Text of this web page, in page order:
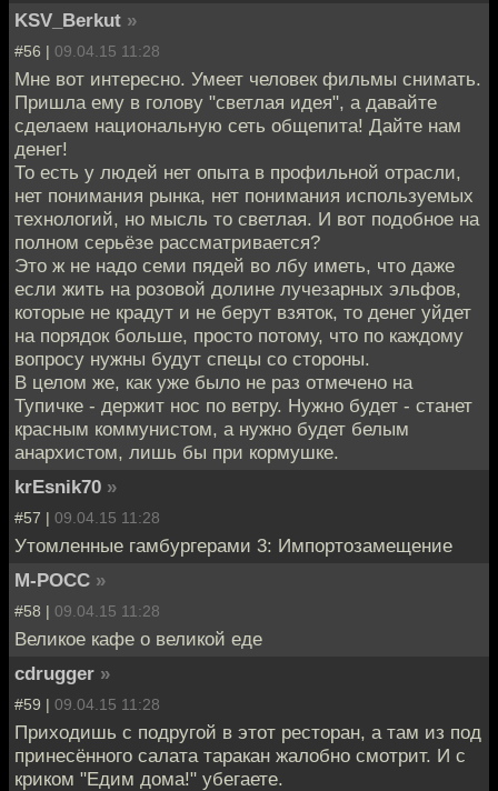
KSV_Berkut »
#56 | 09.04.15 11:28
Мне вот интересно. Умеет человек фильмы снимать.
Пришла ему в голову "светлая идея", а давайте
сделаем национальную сеть общепита! Дайте нам
денег!
То есть у людей нет опыта в профильной отрасли,
нет понимания рынка, нет понимания используемых
технологий, но мысль то светлая. И вот подобное на
полном серьёзе рассматривается?
Это ж не надо семи пядей во лбу иметь, что даже
если жить на розовой долине лучезарных эльфов,
которые не крадут и не берут взяток, то денег уйдет
на порядок больше, просто потому, что по каждому
вопросу нужны будут спецы со стороны.
В целом же, как уже было не раз отмечено на
Тупичке - держит нос по ветру. Нужно будет - станет
красным коммунистом, а нужно будет белым
анархистом, лишь бы при кормушке.
krEsnik70 »
#57 | 09.04.15 11:28
Утомленные гамбургерами 3: Импортозамещение
М-РОСС »
#58 | 09.04.15 11:28
Великое кафе о великой еде
cdrugger »
#59 | 09.04.15 11:28
Приходишь с подругой в этот ресторан, а там из под
принесённого салата таракан жалобно смотрит. И с
криком "Едим дома!" убегаете.